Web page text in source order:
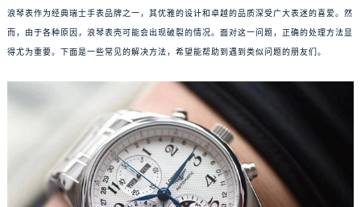
浪琴表作为经典瑞士手表品牌之一，其优雅的设计和卓越的品质深受广大表迷的喜爱。然
而，由于各种原因，浪琴表壳可能会出现破裂的情况。面对这一问题，正确的处理方法显
得尤为重要。下面是一些常见的解决方法，希望能帮助到遇到类似问题的朋友们。